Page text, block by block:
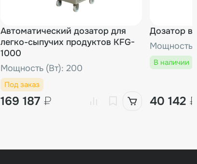
Автоматический дозатор для
легко-сыпучих продуктов KFG-
1000
Мощность (Вт): 200
Под заказ
169 187 ₽
Дозатор
Мощность
В наличии
40 142 ₽